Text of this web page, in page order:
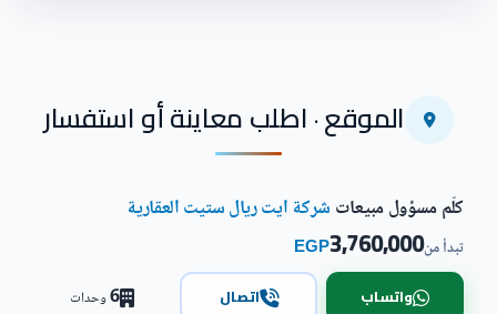
الموقع · اطلب معاينة أو استفسار
كلّم مسؤول مبيعات شركة ايت ريال ستيت العقارية
تبدأ من3,760,000
EGP
واتساب اتصال 6وحدات